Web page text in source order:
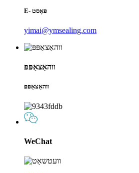
E- פּאָסט
yimai@ymsealing.com
ווהאַצאַפּפּ
ווהאַצאַפּפּ
WeChat